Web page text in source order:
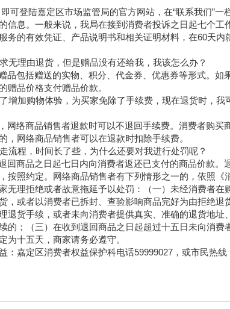
可登陆嘉定区市场监管局的官方网站，在“联系我们”一
信息。一般来说，我局在接到消费者投诉之日起七个工
务的有效凭证、产品说明书和相关证明材料，在60天内
无理由退货，但是赠品没有还给我，我该怎么办？
品包括赠送的实物、积分、代金券、优惠券等形式。如
赠品价格支付赠品价款。
增加购物体验，为买家免除了手续费，现在退货时，我
网络商品销售者退款时可以不退回手续费。消费者购买
网络商品销售者可以在退款时扣除手续费。
流程，时间长了些，为什么还要对我进行处罚呢？
商品之日起七日内向消费者返还已支付的商品价款。
按照约定。网络商品销售者有下列情形之一的，依照《
无理拒绝或者故意拖延予以处罚：（一）未经消费者在
，或者以消费者已拆封、查验影响商品完好为由拒绝退
货手续，或者未向消费者提供真实、准确的退货地址、
的；（三）在收到退回商品之日起超过十五日未向消费
为十五天，商家请务必遵守。
：嘉定区消费者权益保护科电话59999027，或市民热线